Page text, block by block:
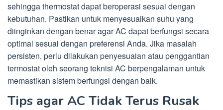
sehingga thermostat dapat beroperasi sesuai dengan
kebutuhan. Pastikan untuk menyesuaikan suhu yang
diinginkan dengan benar agar AC dapat berfungsi secara
optimal sesuai dengan preferensi Anda. Jika masalah
persisten, perlu dilakukan penyesuaian atau penggantian
termostat oleh seorang teknisi AC berpengalaman untuk
memastikan sistem berfungsi dengan baik.
Tips agar AC Tidak Terus Rusak